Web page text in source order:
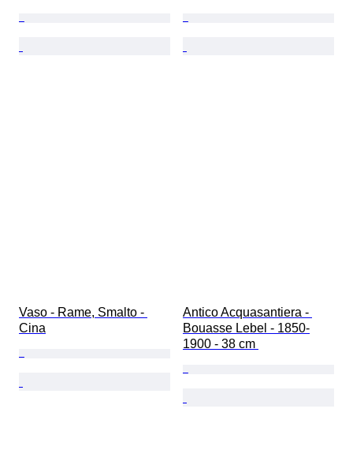
Vaso - Rame, Smalto -
Cina
Antico Acquasantiera -
Bouasse Lebel - 1850-
1900 - 38 cm